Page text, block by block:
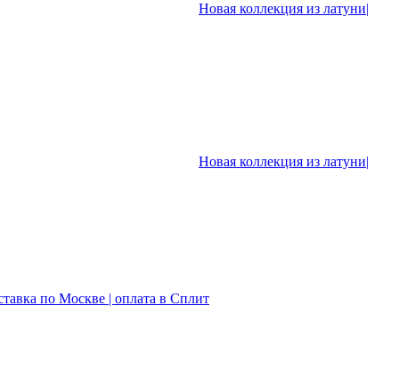
Новая коллекция из латуни|
Новая коллекция из латуни|
по Москве | оплата в Сплит